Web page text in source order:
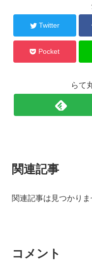
o
o
k
Twitter
Pocket
らて
関連記事
関連記事は見つかりま
コメント